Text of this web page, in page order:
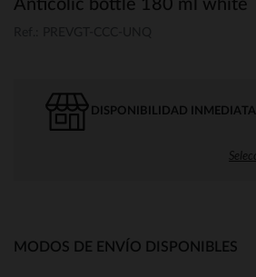
Anticolic bottle 180 ml white
DISPONIBILIDAD
MODOS DE ENVÍO DISPONIBLES